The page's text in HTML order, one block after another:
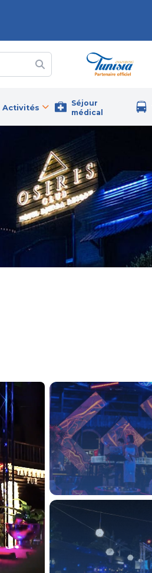
Activités
Séjour
médical